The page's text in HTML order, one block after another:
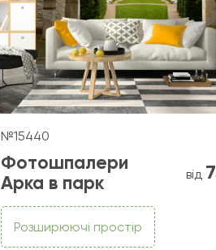
№15440
Фотошпалери
Арка в парк
від
Розширюючі простір